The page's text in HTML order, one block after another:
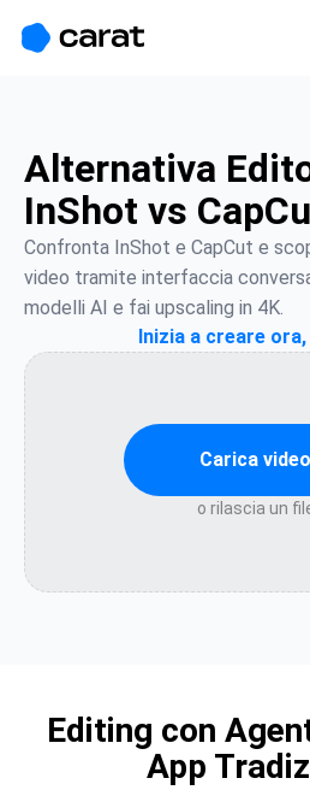
Alternativa
InShot vs
Confronta InShot e CapCut e
video tramite interfaccia
modelli AI e fai upscaling in 4K.
Inizia a creare ora,
Carica video
o rilascia un
Editing con
App